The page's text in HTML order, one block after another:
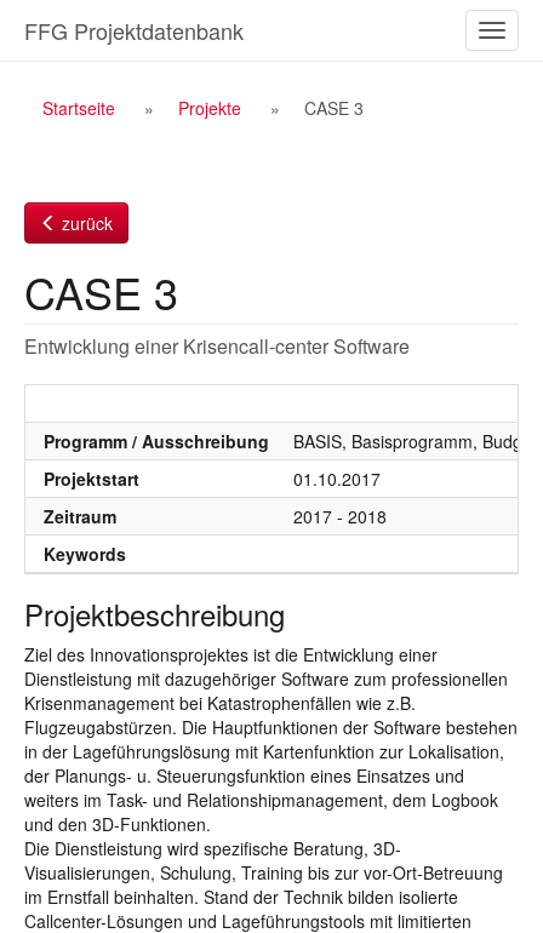
Inhalt
ein-/
FFG Projektdatenbank
Breadcrumb
Startseite Projekte CASE 3
zurück
CASE 3
Entwicklung einer Krisencall-center Software
Programm / Ausschreibung
BASIS, Basisprogramm,
Projektstart
01.10.2017
Zeitraum
2017 - 2018
Keywords
Projektbeschreibung
Ziel des Innovationsprojektes ist die Entwicklung einer
Dienstleistung mit dazugehöriger Software zum professionellen
Krisenmanagement bei Katastrophenfällen wie z.B.
Flugzeugabstürzen. Die Hauptfunktionen der Software bestehen
in der Lageführungslösung mit Kartenfunktion zur Lokalisation,
der Planungs- u. Steuerungsfunktion eines Einsatzes und
weiters im Task- und Relationshipmanagement, dem Logbook
und den 3D-Funktionen.
Die Dienstleistung wird spezifische Beratung, 3D-
Visualisierungen, Schulung, Training bis zur vor-Ort-Betreuung
im Ernstfall beinhalten. Stand der Technik bilden isolierte
Callcenter-Lösungen und Lageführungstools mit limitierten